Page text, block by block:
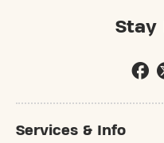
Stay
Services & Info